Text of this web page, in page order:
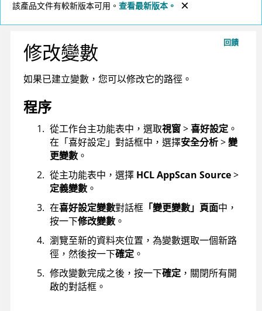
該產品文件有較新版本可用。 查看最新版本。
回饋
修改變數
如果已建立變數，您可以修改它的路徑。
程序
從工作台主功能表中，選取視窗>喜好設定 。
在「喜好設定」對話框中，選擇安全分析>變
更變數 。
從主功能表中，選擇 HCL AppScan Source>
定義變數 。
在喜好設定變數對話框 「變更變數」頁面中，
按一下修改變數 。
瀏覽至新的資料夾位置，為變數選取一個新路
徑，然後按一下確定 。
修改變數完成之後，按一下確定 ，關閉所有開
啟的對話框。